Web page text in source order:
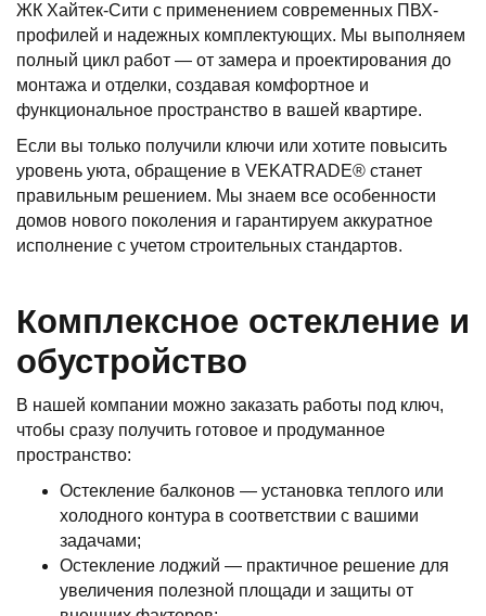
ЖК Хайтек-Сити с применением современных ПВХ-
профилей и надежных комплектующих. Мы выполняем
полный цикл работ — от замера и проектирования до
монтажа и отделки, создавая комфортное и
функциональное пространство в вашей квартире.
Если вы только получили ключи или хотите повысить
уровень уюта, обращение в VEKATRADE® станет
правильным решением. Мы знаем все особенности
домов нового поколения и гарантируем аккуратное
исполнение с учетом строительных стандартов.
Комплексное остекление и
обустройство
В нашей компании можно заказать работы под ключ,
чтобы сразу получить готовое и продуманное
пространство:
Остекление балконов — установка теплого или
холодного контура в соответствии с вашими
задачами;
Остекление лоджий — практичное решение для
увеличения полезной площади и защиты от